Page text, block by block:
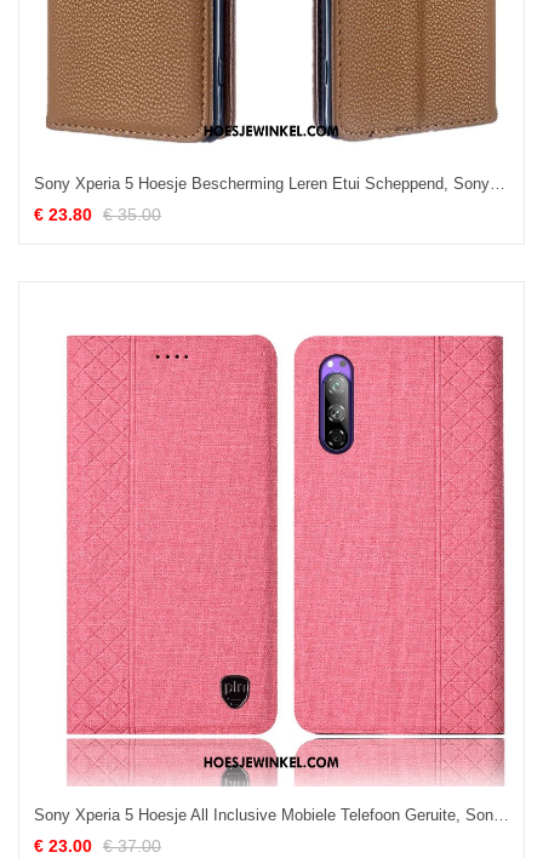
Sony Xperia 5 Hoesje Bescherming Leren Etui Scheppend, Sony Xperia 5 Hoesje Hoes Portemonnee Braun
€ 23.80 € 35.00
Sony Xperia 5 Hoesje All Inclusive Mobiele Telefoon Geruite, Sony Xperia 5 Hoesje Anti-fall Bescherming
€ 23.00 € 37.00